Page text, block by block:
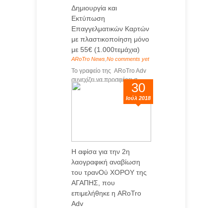
Δημιουργία και
Εκτύπωση
Επαγγελματικών Καρτών
με πλαστικοποίηση μόνο
με 55€ (1.000τεμάχια)
ARoTro News No comments yet
Το γραφείο της ARoTro Adv
συνεχίζει να προσφέρει σ...
30
Ιούλ 2018
Η αφίσα για την 2η
λαογραφική αναβίωση
του τρανΟύ ΧΟΡΟΥ της
ΑΓΑΠΗΣ, που
επιμελήθηκε η ARoTro
Adv